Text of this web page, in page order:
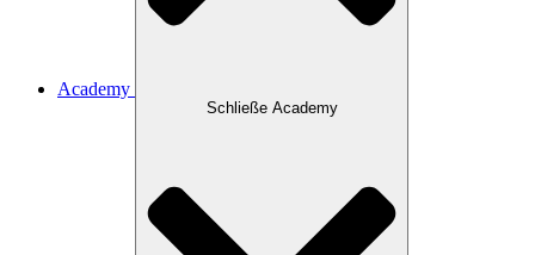
Academy
Schließe Academy